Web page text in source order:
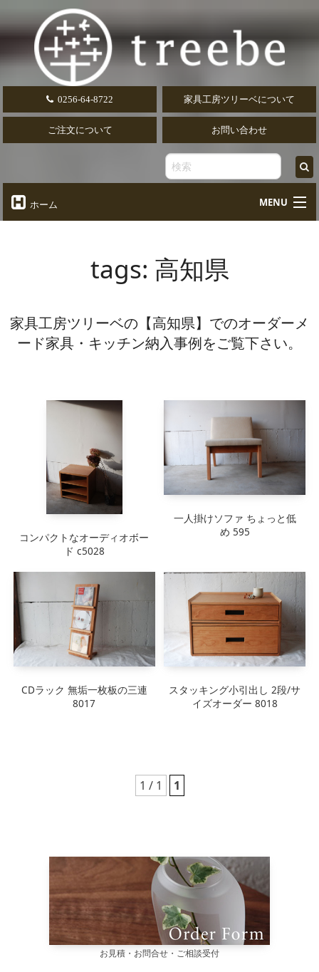
0256-64-8722 家具工房ツリーベについて
ご注文について お問い合わせ
ホーム MENU
オーダーデスク
Desk
キッチン廻り家具
Kitchen
造り付け家具
Build-in
オーダーキッチン
Order-kitchen
tags: 高知県
家具工房ツリーベの【高知県】でのオーダーメ
ード家具・キッチン納入事例をご覧下さい。
コンパクトなオーディオボー
ド c5028
一人掛けソファ ちょっと低
め 595
CDラック 無垢一枚板の三連
8017
スタッキング小引出し 2段/サ
イズオーダー 8018
1 / 1 1
お見積・お問合せ・ご相談受付